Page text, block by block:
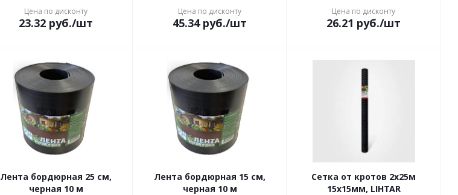
Цена по дисконту
23.32 руб./шт
Цена по дисконту
45.34руб./шт
Цена по дисконту
26.21 руб./шт
Лента бордюрная 25 см,
черная 10 м
Лента бордюрная 15 см,
черная 10 м
Сетка от кротов 2х25м
15х15мм, LIHTAR